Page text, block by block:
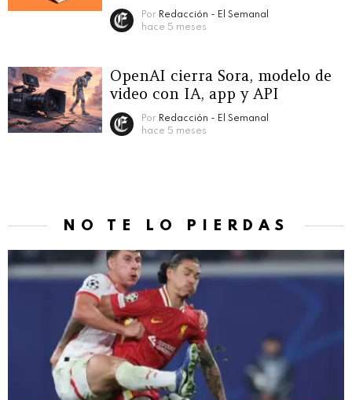
Por Redacción - El Semanal
hace 5 meses
OpenAI cierra Sora, modelo de
video con IA, app y API
Por Redacción - El Semanal
hace 5 meses
NO TE LO PIERDAS